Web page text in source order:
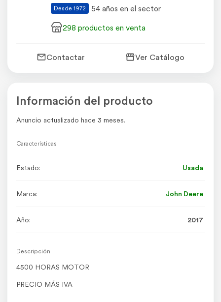
Desde 1972
54 años en el sector
298 productos en venta
Contactar Ver Catálogo
Información del producto
Anuncio actualizado hace 3 meses.
Características
Estado: Usada
Marca: John Deere
Año: 2017
Descripción
4500 HORAS MOTOR
PRECIO MÁS IVA